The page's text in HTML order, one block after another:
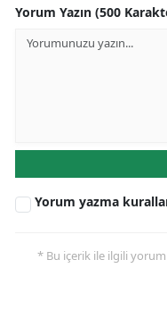
Yorum Yazın (500
Yorum yazma
* Bu içerik ile ilgili yorum